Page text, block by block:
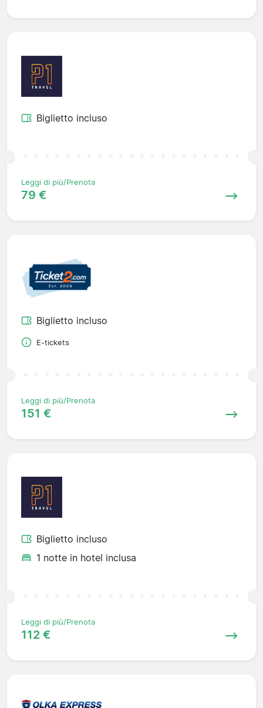
Biglietto incluso
Leggi di più/Prenota
79 €
Biglietto incluso
E-tickets
Leggi di più/Prenota
151 €
Biglietto incluso
1 notte in hotel inclusa
Leggi di più/Prenota
112 €